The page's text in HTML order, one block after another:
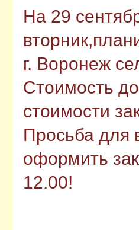
На 29
г. Воронеж
Стоимость
стоимости
Просьба для
оформить
12.00!